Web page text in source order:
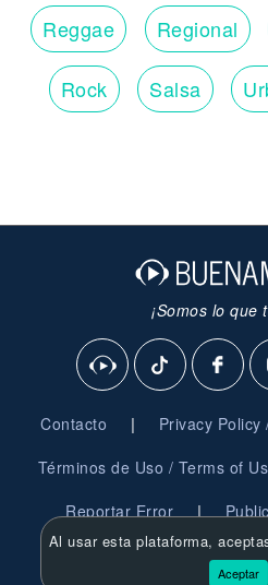
Reggae Regional
Rock Salsa
¡Somos lo que
Contacto | Privacy
Términos de Uso / Terms of
Reportar Error |
© 2026 BuenaMusica.com -
Al usar esta plataforma,
Aceptar